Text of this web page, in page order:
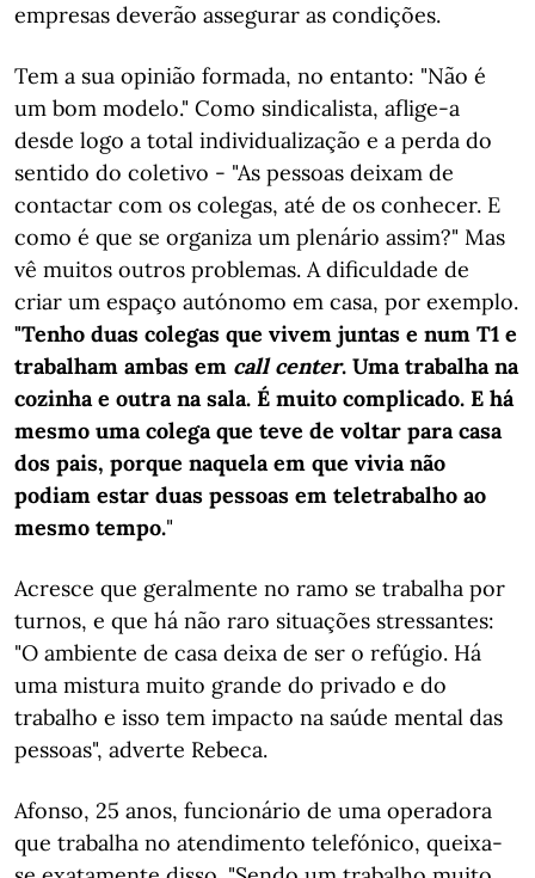
empresas deverão assegurar as condições.
Tem a sua opinião formada, no entanto: "Não é
um bom modelo." Como sindicalista, aflige-a
desde logo a total individualização e a perda do
sentido do coletivo - "As pessoas deixam de
contactar com os colegas, até de os conhecer. E
como é que se organiza um plenário assim?" Mas
vê muitos outros problemas. A dificuldade de
criar um espaço autónomo em casa, por exemplo.
"Tenho duas colegas que vivem juntas e num T1 e
trabalham ambas em call center. Uma trabalha na
cozinha e outra na sala. É muito complicado. E há
mesmo uma colega que teve de voltar para casa
dos pais, porque naquela em que vivia não
podiam estar duas pessoas em teletrabalho ao
mesmo tempo."
Acresce que geralmente no ramo se trabalha por
turnos, e que há não raro situações stressantes:
"O ambiente de casa deixa de ser o refúgio. Há
uma mistura muito grande do privado e do
trabalho e isso tem impacto na saúde mental das
pessoas", adverte Rebeca.
Afonso, 25 anos, funcionário de uma operadora
que trabalha no atendimento telefónico, queixa-